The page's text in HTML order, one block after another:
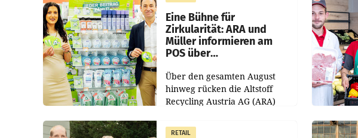
dem Vergleichszeitraum
Eine Bühne für
Zirkularität: ARA und
Müller informieren am
POS über
Über den gesamten August
hinweg rücken die Altstoff
Recycling Austria AG (ARA)
Müller die Initiative „Kreislauf-
RETAIL